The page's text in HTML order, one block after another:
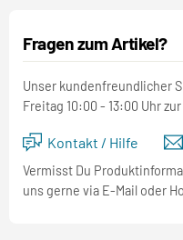
Fragen zum Artikel?
Unser kundenfreundlicher
Freitag 10:00 - 13:00 Uhr
Kontakt / Hilfe
Vermisst Du
uns gerne via E-Mail oder